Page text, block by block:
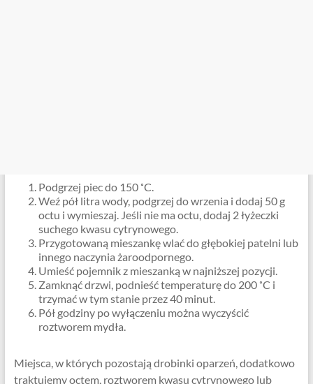
Podgrzej piec do 150 ˚C.
Weź pół litra wody, podgrzej do wrzenia i dodaj 50 g
octu i wymieszaj. Jeśli nie ma octu, dodaj 2 łyżeczki
suchego kwasu cytrynowego.
Przygotowaną mieszankę wlać do głębokiej patelni lub
innego naczynia żaroodpornego.
Umieść pojemnik z mieszanką w najniższej pozycji.
Zamknąć drzwi, podnieść temperaturę do 200 ˚C i
trzymać w tym stanie przez 40 minut.
Pół godziny po wyłączeniu można wyczyścić
roztworem mydła.
Miejsca, w których pozostają drobinki oparzeń, dodatkowo
traktujemy octem, roztworem kwasu cytrynowego lub